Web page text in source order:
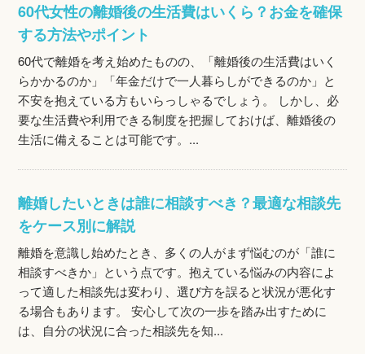
60代女性の離婚後の生活費はいくら？お金を確保
する方法やポイント
60代で離婚を考え始めたものの、「離婚後の生活費はいく
らかかるのか」「年金だけで一人暮らしができるのか」と
不安を抱えている方もいらっしゃるでしょう。 しかし、必
要な生活費や利用できる制度を把握しておけば、離婚後の
生活に備えることは可能です。...
離婚したいときは誰に相談すべき？最適な相談先
をケース別に解説
離婚を意識し始めたとき、多くの人がまず悩むのが「誰に
相談すべきか」という点です。抱えている悩みの内容によ
って適した相談先は変わり、選び方を誤ると状況が悪化す
る場合もあります。 安心して次の一歩を踏み出すために
は、自分の状況に合った相談先を知...